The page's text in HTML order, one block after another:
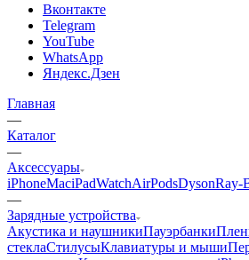
Вконтакте
Telegram
YouTube
WhatsApp
Яндекс.Дзен
Главная
—
Каталог
—
Аксессуары
iPhoneMaciPadWatchAirPodsDysonRay-
—
Зарядные устройства
Акустика и наушникиПауэрбанки
стеклаСтилусыКлавиатуры и мыши